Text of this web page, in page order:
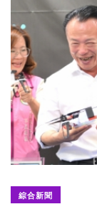
綜合新聞